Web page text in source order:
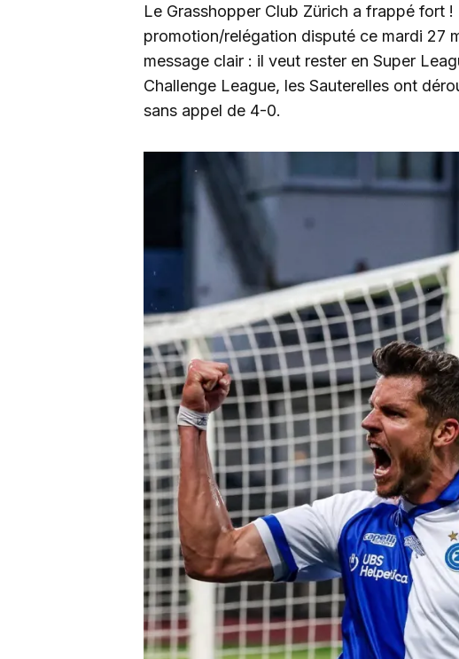
Le Grasshopper Club Zürich a frappé fort
promotion/relégation disputé ce mardi 27
message clair : il veut rester en Super
Challenge League, les Sauterelles ont
sans appel de 4-0.